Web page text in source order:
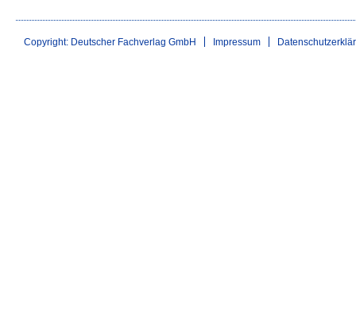
Copyright: Deutscher Fachverlag GmbH Impressum